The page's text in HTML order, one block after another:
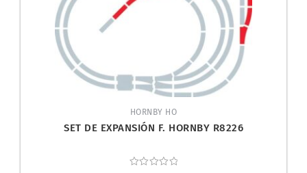
HORNBY HO
SET DE EXPANSIÓN F. HORNBY R8226